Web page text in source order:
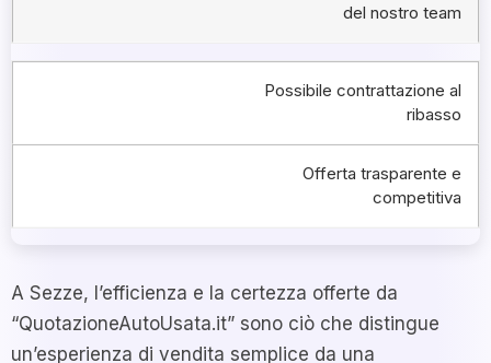
del nostro team
Possibile contrattazione al
ribasso
Offerta trasparente e
competitiva
A Sezze, l’efficienza e la certezza offerte da
“QuotazioneAutoUsata.it” sono ciò che distingue
un’esperienza di vendita semplice da una